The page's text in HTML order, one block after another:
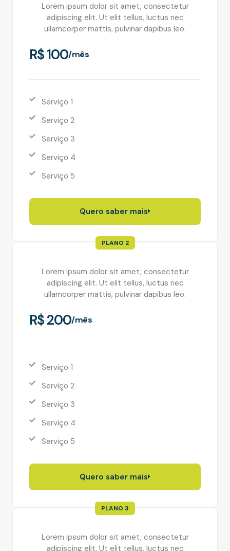
Lorem ipsum dolor sit amet, consectetur
adipiscing elit. Ut elit tellus, luctus nec
ullamcorper mattis, pulvinar dapibus leo.
R$ 100/mês
Serviço 1
Serviço 2
Serviço 3
Serviço 4
Serviço 5
Quero saber mais
PLANO 2
Lorem ipsum dolor sit amet, consectetur
adipiscing elit. Ut elit tellus, luctus nec
ullamcorper mattis, pulvinar dapibus leo.
R$ 200/mês
Serviço 1
Serviço 2
Serviço 3
Serviço 4
Serviço 5
Quero saber mais
PLANO 3
Lorem ipsum dolor sit amet, consectetur
adipiscing elit. Ut elit tellus, luctus nec